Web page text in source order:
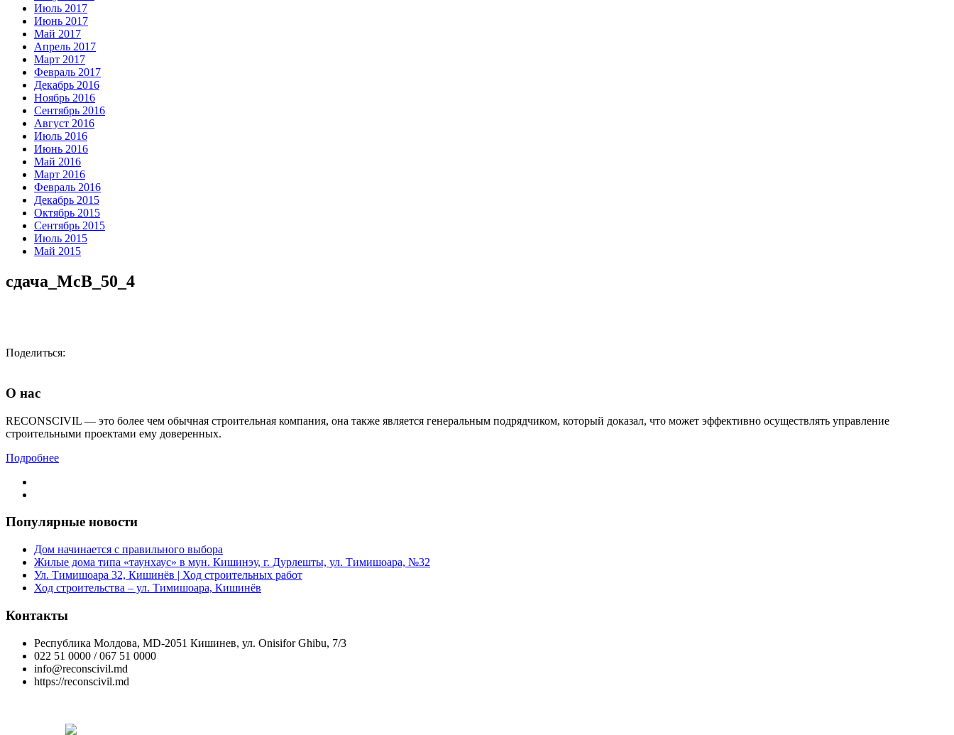
Июль 2017
Июнь 2017
Май 2017
Апрель 2017
Март 2017
Февраль 2017
Декабрь 2016
Ноябрь 2016
Сентябрь 2016
Август 2016
Июль 2016
Июнь 2016
Май 2016
Март 2016
Февраль 2016
Декабрь 2015
Октябрь 2015
Сентябрь 2015
Июль 2015
Май 2015
сдача_МсВ_50_4
Поделиться:
О нас
RECONSCIVIL — это более чем обычная строительная компания, она также является генеральным подрядчиком, который доказал, что может эффективно осуществлять управление
строительными проектами ему доверенных.
Подробнее
Популярные новости
Дом начинается с правильного выбора
Жилые дома типа «таунхаус» в мун. Кишинэу, г. Дурлешты, ул. Тимишоара, №32
Ул. Тимишоара 32, Кишинёв | Ход строительных работ
Ход строительства – ул. Тимишоара, Кишинёв
Контакты
Республика Молдова, MD-2051 Кишинев, ул. Onisifor Ghibu, 7/3
022 51 0000 / 067 51 0000
info@reconscivil.md
https://reconscivil.md